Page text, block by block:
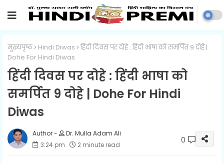
मुख्यपृष्ठ Hindi Diwas
हिंदी दिवस पर दोहे : हिंदी भाषा को समर्पित 9 दोहे |
Dohe For Hindi Diwas
हिंदी दिवस पर दोहे : हिंदी भाषा को
समर्पित 9 दोहे | Dohe For Hindi
Diwas
Dr. Mulla Adam Ali
3:24 pm
2 minute read 0